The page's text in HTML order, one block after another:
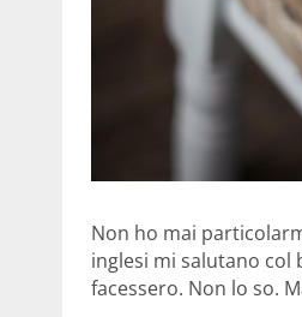
Non ho mai
inglesi mi salutano col
facessero. Non lo so.